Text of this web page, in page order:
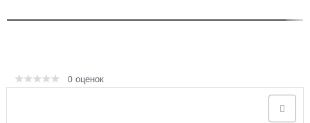
0 оценок
Опции и комплектующие